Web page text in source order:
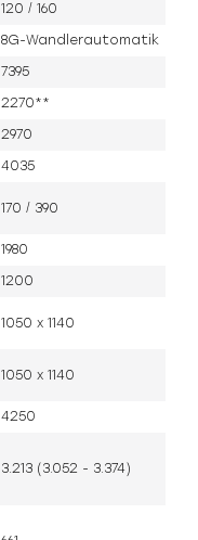
120 / 160
8G-Wandlerautomatik
7395
2270**
2970
4035
170 / 390
1980
1200
1050 x 1140
1050 x 1140
4250
3.213 (3.052 - 3.374)